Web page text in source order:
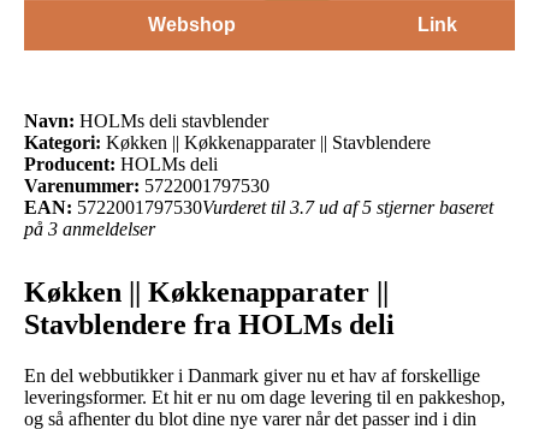
Webshop
Link
Navn: HOLMs deli stavblender
Kategori: Køkken || Køkkenapparater || Stavblendere
Producent: HOLMs deli
Varenummer: 5722001797530
EAN: 5722001797530Vurderet til 3.7 ud af 5 stjerner baseret
på 3 anmeldelser
Køkken || Køkkenapparater ||
Stavblendere fra HOLMs deli
En del webbutikker i Danmark giver nu et hav af forskellige
leveringsformer. Et hit er nu om dage levering til en pakkeshop,
og så afhenter du blot dine nye varer når det passer ind i din